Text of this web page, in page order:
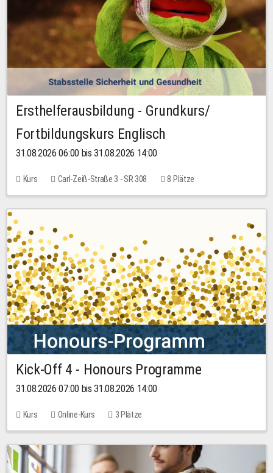
Ersthelferausbildung - Grundkurs/
Fortbildungskurs Englisch
31.08.2026 06:00 bis 31.08.2026 14:00
Kurs Carl-Zeiß-Straße 3 - SR 308 8 Plätze
Kick-Off 4 - Honours Programme
31.08.2026 07:00 bis 31.08.2026 14:00
Kurs Online-Kurs 3 Plätze